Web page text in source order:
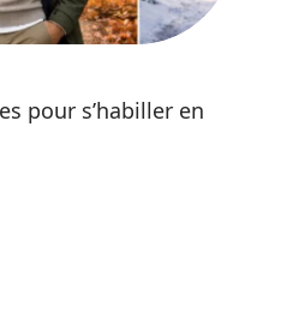
pour s’habiller en